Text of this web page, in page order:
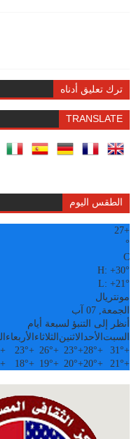
ترك تعليق أدناه
TRANSLATE
الطقس اليوم
+
27
°
C
H:+30°
L:+21°
مونتريال
الجمعة, 07 آب
أنظر إلى التنبؤ لسبعة أيام
السبت الأحدالاثنين الثلاثاء الأربعاء
+
31°
+
28°
+
23°
+
26°
+
23°
+
+
21°
+
20°
+
20°
+
19°
+
18°
+